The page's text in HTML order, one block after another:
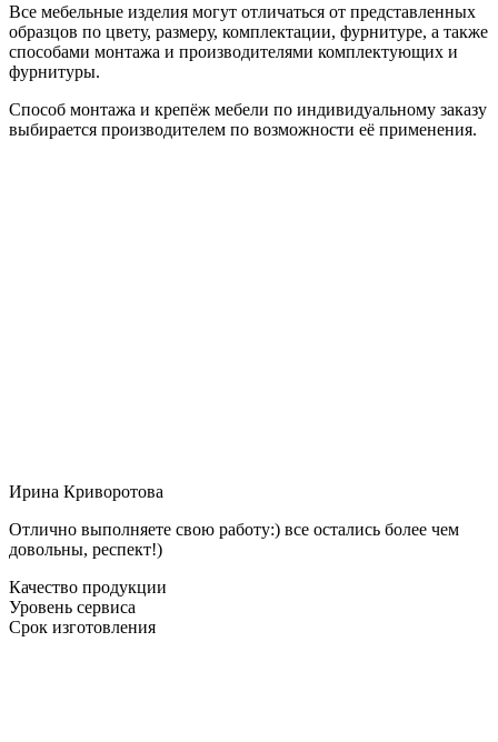
Все мебельные изделия могут отличаться от представленных
образцов по цвету, размеру, комплектации, фурнитуре, а также
способами монтажа и производителями комплектующих и
фурнитуры.
Способ монтажа и крепёж мебели по индивидуальному заказу
выбирается производителем по возможности её применения.
Ирина Криворотова
Отлично выполняете свою работу:) все остались более чем
довольны, респект!)
Качество продукции
Уровень сервиса
Срок изготовления